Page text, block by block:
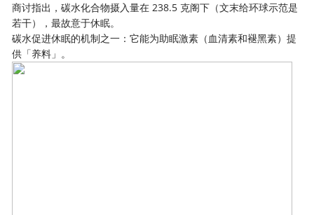
商讨指出，碳水化合物摄入量在 238.5 克阁下（文末给环球示范是
若干），最故意于休眠。
碳水促进休眠的机制之一：它能为助眠激素（血清素和褪黑素）提
供「养料」。